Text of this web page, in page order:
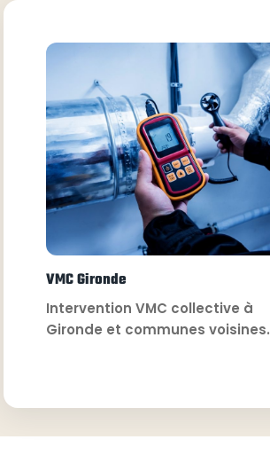
VMC Gironde
Intervention VMC collective à
Gironde et communes voisines.